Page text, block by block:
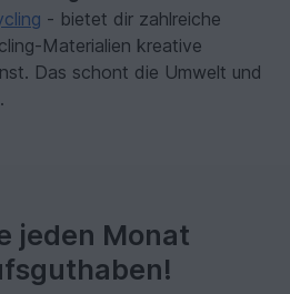
- bietet dir zahlreiche
Materialien kreative
Das schont die Umwelt und
jeden Monat